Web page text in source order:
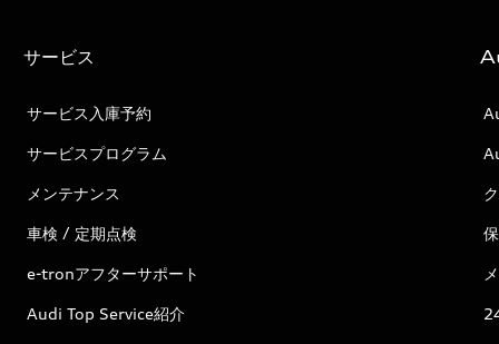
サービス
サービス入庫予約
サービスプログラム
メンテナンス
車検 / 定期点検
e-tronアフターサポート
Audi Top Service紹介